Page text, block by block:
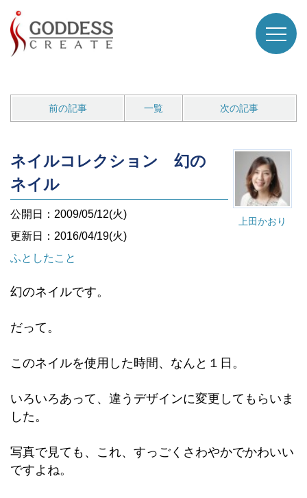
前の記事 一覧 次の記事
上田かおり
ネイルコレクション 幻の
ネイル
公開日：2009/05/12(火)
更新日：2016/04/19(火)
ふとしたこと
幻のネイルです。
だって。
このネイルを使用した時間、なんと１日。
いろいろあって、違うデザインに変更してもらいま
した。
写真で見ても、これ、すっごくさわやかでかわいい
ですよね。